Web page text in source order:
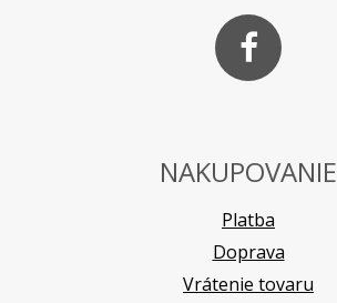
NAKUPOVANIE
Platba
Doprava
Vrátenie tovaru